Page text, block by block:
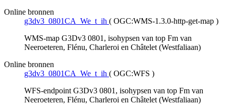
Online bronnen
g3dv3_0801CA_We_t_ih ( OGC:WMS-1.3.0-http-get-map )
WMS-map G3Dv3 0801, isohypsen van top Fm van
Neeroeteren, Flénu, Charleroi en Châtelet (Westfaliaan)
Online bronnen
g3dv3_0801CA_We_t_ih ( OGC:WFS )
WFS-endpoint G3Dv3 0801, isohypsen van top Fm van
Neeroeteren, Flénu, Charleroi en Châtelet (Westfaliaan)